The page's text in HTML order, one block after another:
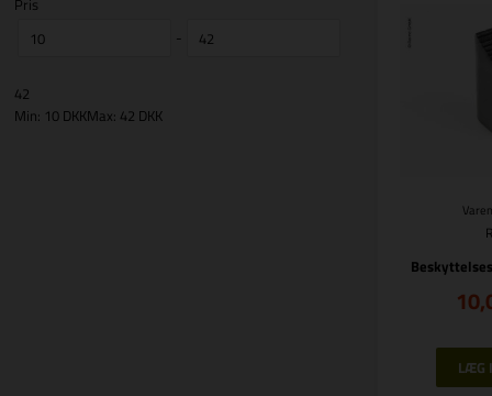
Pris
-
42
Min: 10 DKKMax: 42 DKK